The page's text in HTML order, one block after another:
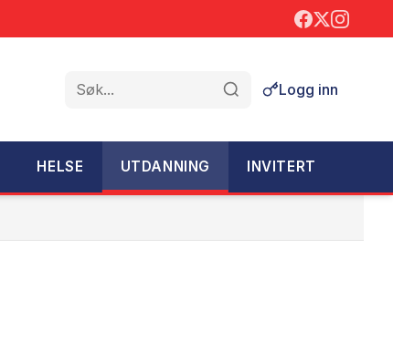
Søk
Logg inn
HELSE UTDANNING INVITERT